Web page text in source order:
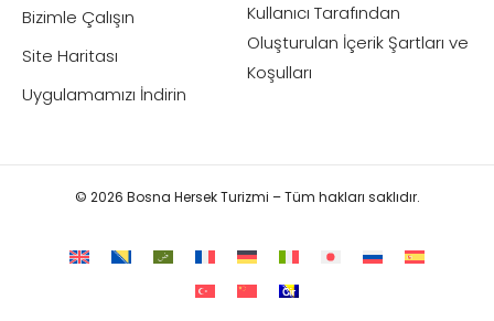
Bizimle Çalışın
Site Haritası
Uygulamamızı İndirin
Kullanıcı Tarafından
Oluşturulan İçerik Şartları ve
Koşulları
© 2026 Bosna Hersek Turizmi – Tüm hakları saklıdır.